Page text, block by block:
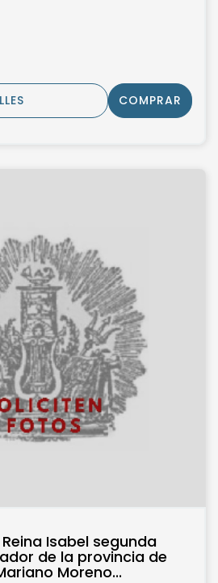
COMPRAR
Isabel segunda
de la provincia de
Moreno...